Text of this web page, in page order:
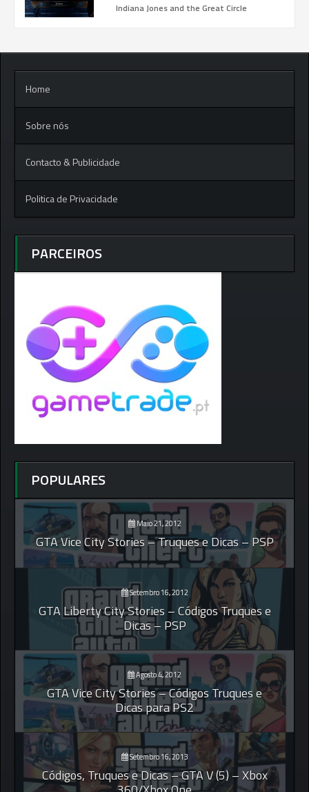
Indiana Jones and the Great Circle
Home
Sobre nós
Contacto & Publicidade
Politica de Privacidade
PARCEIROS
POPULARES
Maio 21, 2012
GTA Vice City Stories – Truques e Dicas – PSP
Setembro 16, 2012
GTA Liberty City Stories – Códigos Truques e
Dicas – PSP
Agosto 4, 2012
GTA Vice City Stories – Códigos Truques e
Dicas para PS2
Setembro 16, 2013
Códigos, Truques e Dicas – GTA V (5) – Xbox